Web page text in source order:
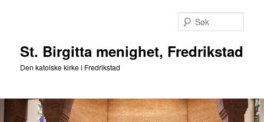
St. Birgitta menighet, Fredrikstad
Den katolske kirke i Fredrikstad